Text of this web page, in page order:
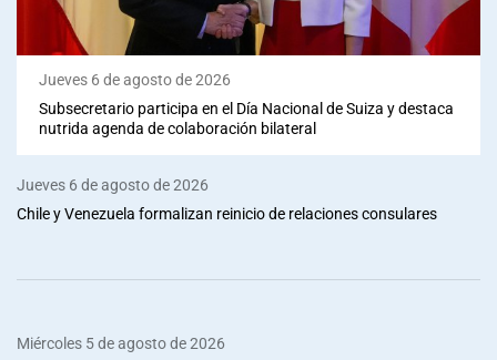
Jueves 6 de agosto de 2026
Subsecretario participa en el Día Nacional de Suiza y destaca
nutrida agenda de colaboración bilateral
Jueves 6 de agosto de 2026
Chile y Venezuela formalizan reinicio de relaciones consulares
Miércoles 5 de agosto de 2026